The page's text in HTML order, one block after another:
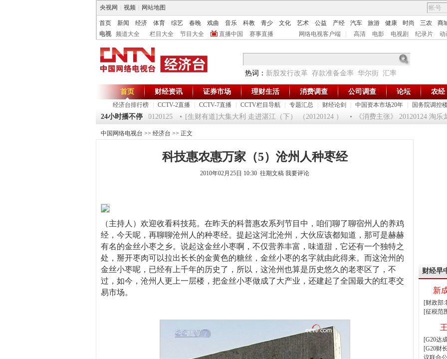
央视网 视频 网站地图
首页 新闻 经济 体育 综艺 春晚 戏曲 音乐 科教 青少 文化 艺术 公益 产经 汽车 旅游 健康 时尚 三农 商
电视
频道大全 栏目大全 节目大全 直播中国 赛事直播 网络电视客户端 高清 电影 电视剧 纪录片 动
热词： 新股发行改革 存款准备金率 华尔街 汇率
首页
经济台排行榜 CCTV-2直播 CCTV-7直播 CCTV栏目导航 专题汇总 财经论剑 中国资本市场20年 国务院调控
财经资讯 证券市场 理财生活 消费调查 公司调查 论坛 农经
24小时播不停
《第一时间》 20120125 [生财有道]大集大利 走进湛江（下） （20120124 ） 《消费主张》 20120124 淘乐
中国网络电视台 >> 经济台 >> 正文
科技惠农惠万家（5）沧州人种枣经
2010年02月25日 10:30 往期文稿 我要评论
（主持人）欢迎收看科技苑。在昨天的科普惠农系列节目中，咱们聊了聊宿州人的养鸡
经，今天呢，再聊聊沧州人的种枣经。提起这河北沧州，大伙应该都知道，那可是赫赫
有名的金丝小枣之乡。说起这金丝小枣啊，不仅营养丰富，味道甜，它还有一个独特之
处，掰开枣肉可以拉出长长的金黄色的糖丝，金丝小枣的名字就由此得来。而这沧州的
金丝小枣呢，已经有上千年的历史了，所以，这沧州也算是历史悠久的老枣区了，不
过，如今，沧州人更上一层楼，把金丝小枣做成了大产业，还建起了全国最大的红枣交
易市场。
财经早
新
[财政部:
[征税范
[G20达
[G20财
议联合